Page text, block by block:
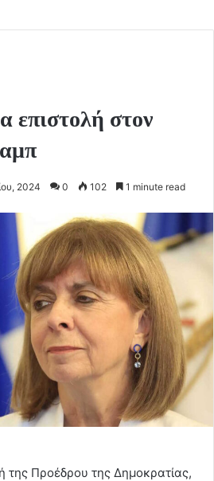
επιστολή στον
2024 0 102 1 minute read
της Προέδρου της Δημοκρατίας,